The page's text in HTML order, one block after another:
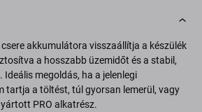
akkumulátora visszaállítja a készülék
a hosszabb üzemidőt és a stabil,
megoldás, ha a jelenlegi
tartja a töltést, túl gyorsan lemerül, vagy
PRO alkatrész.